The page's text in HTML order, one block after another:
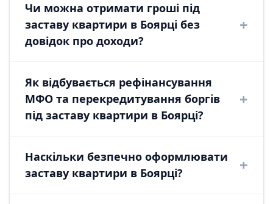
квартири через PKCredit можна за 2 години.
Ми працюємо з приватними інвесторами, що
дозволяє швидко перевірити документи та
оформити угоду у нотаріуса безпосередньо у
Боярці, закриваючи потребу в термінових
грошах.
Чи можна отримати гроші під
заставу квартири в Боярці без
довідок про доходи?
закриваємо. Для отримання приватної позики
під заставу квартири в Боярці довідка про
доходи не потрібна. Головне — ліквідність
вашої нерухомості в Боярці.
Як відбувається рефінансування
МФО та перекредитування боргів
під заставу квартири в Боярці?
Боярці, використовуючи вашу квартиру як
заставу. Приватний інвестор закриває ваші
борги МФО, і ви отримуєте один кредит під
Наскільки безпечно оформлювати
заставу квартири в Боярці?